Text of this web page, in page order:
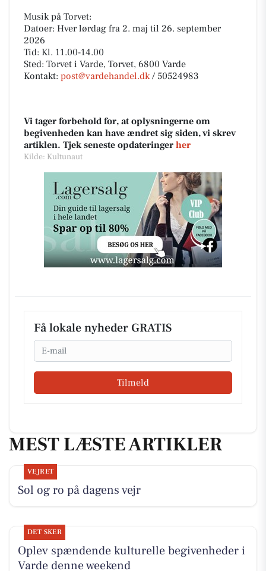
Musik på Torvet:
Datoer: Hver lørdag fra 2. maj til 26. september
2026
Tid: Kl. 11.00-14.00
Sted: Torvet i Varde, Torvet, 6800 Varde
Kontakt: post@vardehandel.dk/ 50524983
Vi tager forbehold for, at oplysningerne om
begivenheden kan have ændret sig siden, vi skrev
artiklen. Tjek seneste opdateringer her
Kilde: Kultunaut
Få lokale nyheder GRATIS
Email
Tilmeld
MEST LÆSTE ARTIKLER
VEJRET
Sol og ro på dagens vejr
DET SKER
Oplev spændende kulturelle begivenheder i
Varde denne weekend